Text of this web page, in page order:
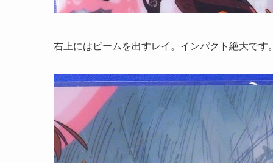
右上にはビームを出すレイ。インパクト絶大です